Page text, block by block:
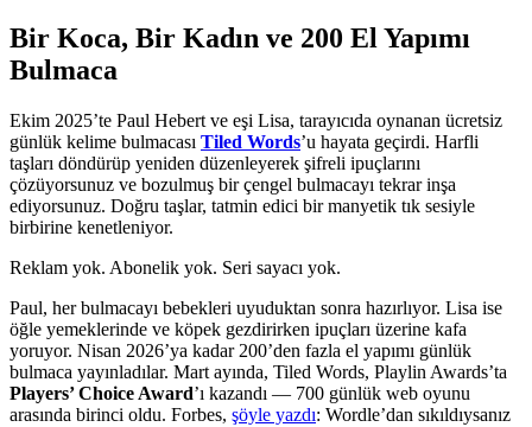
Bir Koca, Bir Kadın ve 200 El Yapımı
Bulmaca
Ekim 2025’te Paul Hebert ve eşi Lisa, tarayıcıda oynanan ücretsiz
günlük kelime bulmacası Tiled Words’u hayata geçirdi. Harfli
taşları döndürüp yeniden düzenleyerek şifreli ipuçlarını
çözüyorsunuz ve bozulmuş bir çengel bulmacayı tekrar inşa
ediyorsunuz. Doğru taşlar, tatmin edici bir manyetik tık sesiyle
birbirine kenetleniyor.
Reklam yok. Abonelik yok. Seri sayacı yok.
Paul, her bulmacayı bebekleri uyuduktan sonra hazırlıyor. Lisa ise
öğle yemeklerinde ve köpek gezdirirken ipuçları üzerine kafa
yoruyor. Nisan 2026’ya kadar 200’den fazla el yapımı günlük
bulmaca yayınladılar. Mart ayında, Tiled Words, Playlin Awards’ta
Players’ Choice Award’ı kazandı — 700 günlük web oyunu
arasında birinci oldu. Forbes, şöyle yazdı: Wordle’dan sıkıldıysanız